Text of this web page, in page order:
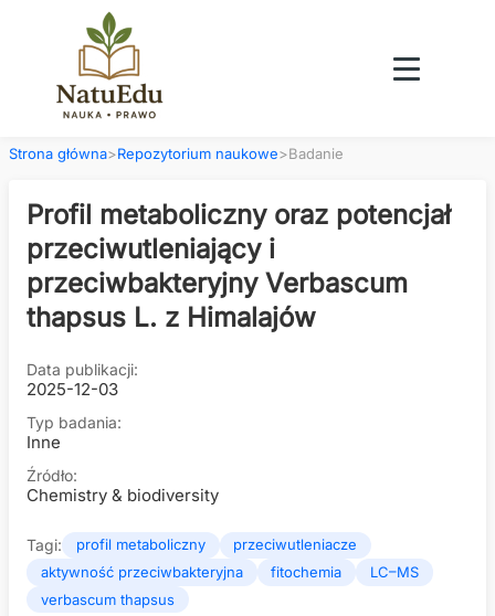
Strona główna>Repozytorium naukowe>Badanie
Profil metaboliczny oraz potencjał
przeciwutleniający i
przeciwbakteryjny Verbascum
thapsus L. z Himalajów
Data publikacji:
2025-12-03
Typ badania:
Inne
Źródło:
Chemistry & biodiversity
Tagi: profil metaboliczny
przeciwutleniacze
aktywność przeciwbakteryjna
fitochemia
LC–MS
verbascum thapsus